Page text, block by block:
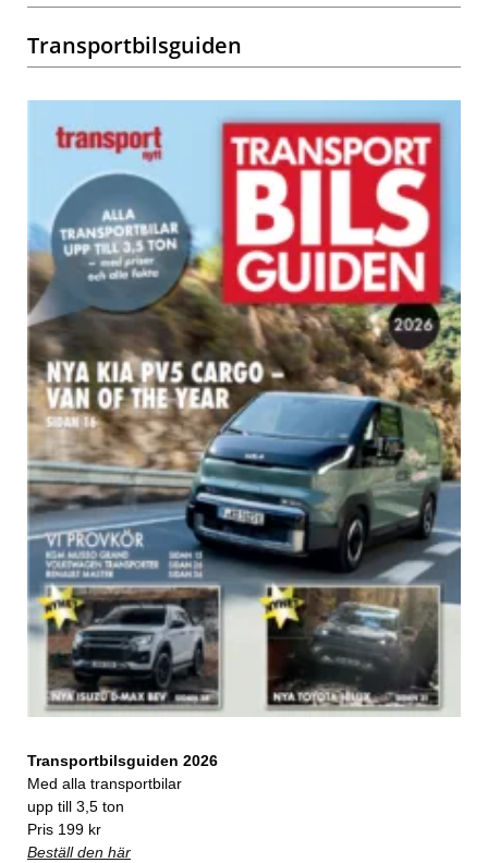
Transportbilsguiden
Transportbilsguiden 2026
Med alla transportbilar
upp till 3,5 ton
Pris 199 kr
Beställ den här